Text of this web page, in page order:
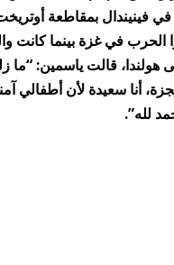
في فينيندال بمقاطعة
الحرب في غزة بينما كانت
قالت ياسمين: “ما
أنا سعيدة لأن أطفالي
لله”.